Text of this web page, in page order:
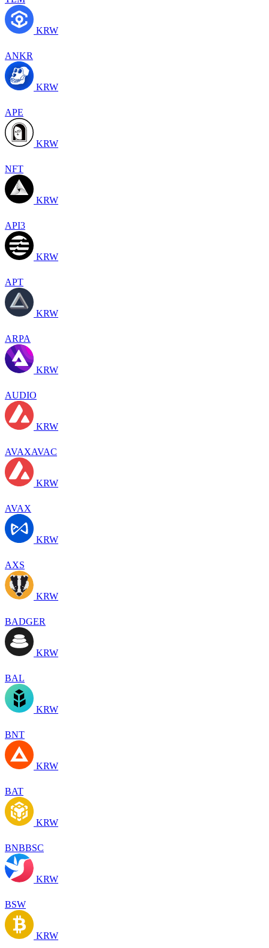
KRW
ANKR
KRW
APE
KRW
NFT
KRW
API3
KRW
APT
KRW
ARPA
KRW
AUDIO
KRW
AVAXAVAC
KRW
AVAX
KRW
AXS
KRW
BADGER
KRW
BAL
KRW
BNT
KRW
BAT
KRW
BNBBSC
KRW
BSW
KRW